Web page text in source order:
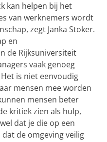
kan helpen bij het
van werknemers wordt
zegt Janka Stoker.
en
de Rijksuniversiteit
vaak genoeg
is niet eenvoudig
mensen mee worden
mensen beter
kritiek zien als hulp,
dat je die op een
de omgeving veilig